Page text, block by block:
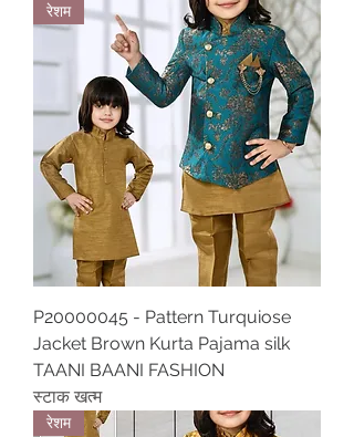
रेशम
P20000045 - Pattern Turquiose
Jacket Brown Kurta Pajama silk
TAANI BAANI FASHION
स्टाक खत्म
रेशम